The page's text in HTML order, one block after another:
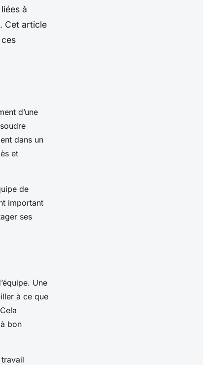
à
Cet article
d’une
dans un
et
de
important
ses
Une
à ce que
bon